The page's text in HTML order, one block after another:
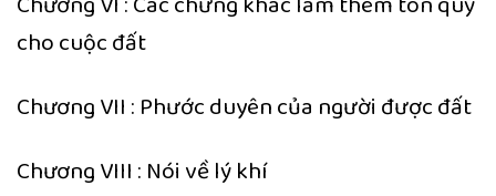
cho cuộc đất
Chương VII : Phước duyên của người được đất
Chương VIII : Nói về lý khí